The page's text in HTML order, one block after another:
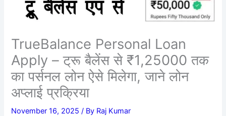
TrueBalance Personal Loan
Apply – ट्रू बैलेंस से ₹1,25000 तक
का पर्सनल लोन ऐसे मिलेगा, जाने लोन
अप्लाई प्रक्रिया
November 16, 2025/ By Raj Kumar